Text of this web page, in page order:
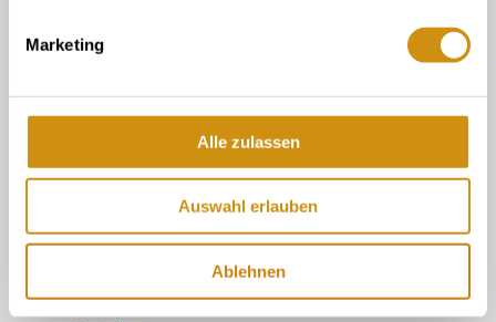
Marketing
Alle zulassen
Auswahl erlauben
Ablehnen
over ons
Toeristische informatie Gau-Algesheim
Follow us